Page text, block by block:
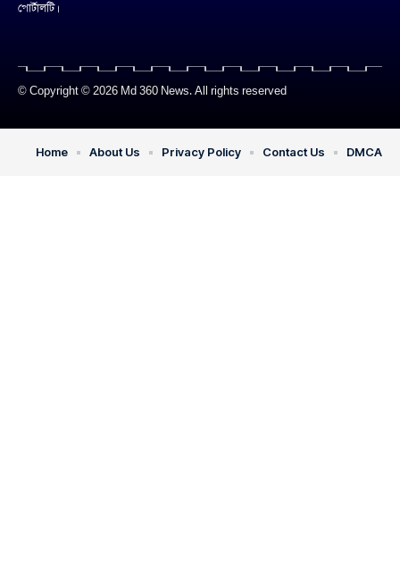
পোর্টালটি।
© Copyright © 2026 Md 360 News. All rights reserved
Home About Us Privacy Policy Contact Us DMCA